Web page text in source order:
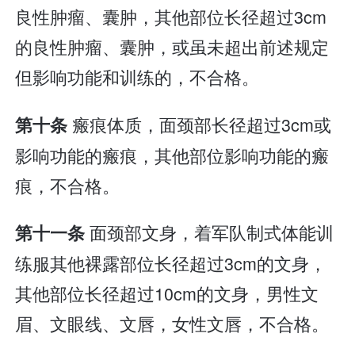
良性肿瘤、囊肿，其他部位长径超过3cm
的良性肿瘤、囊肿，或虽未超出前述规定
但影响功能和训练的，不合格。
第十条 瘢痕体质，面颈部长径超过3cm或
影响功能的瘢痕，其他部位影响功能的瘢
痕，不合格。
第十一条面颈部文身，着军队制式体能训
练服其他裸露部位长径超过3cm的文身，
其他部位长径超过10cm的文身，男性文
眉、文眼线、文唇，女性文唇，不合格。